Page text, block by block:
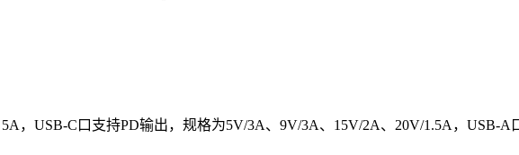
，USB-C口支持PD输出，规格为5V/3A、9V/3A、15V/2A、20V/1.5A，USB-A